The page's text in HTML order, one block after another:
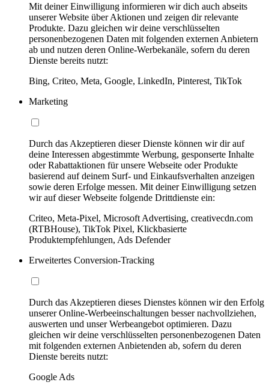
Mit deiner Einwilligung informieren wir dich auch abseits
unserer Website über Aktionen und zeigen dir relevante
Produkte. Dazu gleichen wir deine verschlüsselten
personenbezogenen Daten mit folgenden externen Anbietern
ab und nutzen deren Online-Werbekanäle, sofern du deren
Dienste bereits nutzt:
Bing, Criteo, Meta, Google, LinkedIn, Pinterest, TikTok
Marketing
Durch das Akzeptieren dieser Dienste können wir dir auf
deine Interessen abgestimmte Werbung, gesponserte Inhalte
oder Rabattaktionen für unsere Webseite oder Produkte
basierend auf deinem Surf- und Einkaufsverhalten anzeigen
sowie deren Erfolge messen. Mit deiner Einwilligung setzen
wir auf dieser Webseite folgende Drittdienste ein:
Criteo, Meta-Pixel, Microsoft Advertising, creativecdn.com
(RTBHouse), TikTok Pixel, Klickbasierte
Produktempfehlungen, Ads Defender
Erweitertes Conversion-Tracking
Durch das Akzeptieren dieses Dienstes können wir den Erfolg
unserer Online-Werbeeinschaltungen besser nachvollziehen,
auswerten und unser Werbeangebot optimieren. Dazu
gleichen wir deine verschlüsselten personenbezogenen Daten
mit folgenden externen Anbietenden ab, sofern du deren
Dienste bereits nutzt:
Google Ads